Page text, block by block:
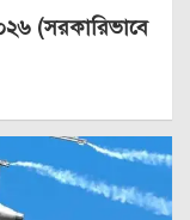
(সরকারিভাবে